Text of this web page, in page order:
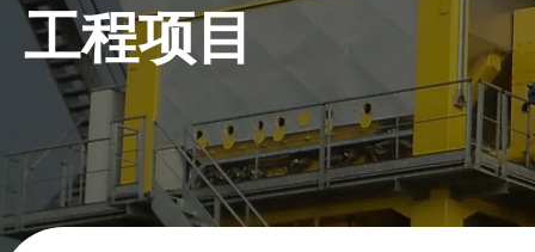
工程项目